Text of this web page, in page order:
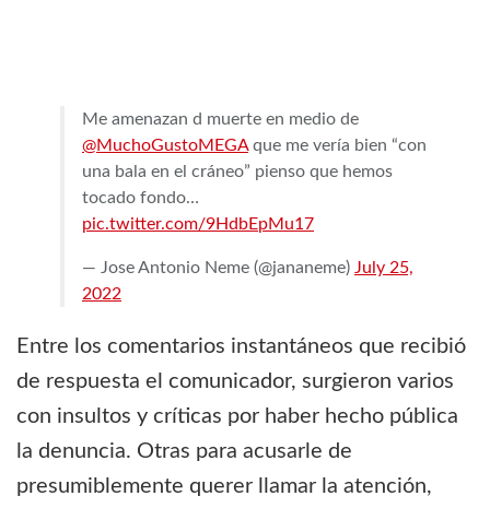
Me amenazan d muerte en medio de
@MuchoGustoMEGAque me vería bien “con
una bala en el cráneo” pienso que hemos
tocado fondo…
pic.twitter.com/9HdbEpMu17
— Jose Antonio Neme (@jananeme) July 25,
2022
Entre los comentarios instantáneos que recibió
de respuesta el comunicador, surgieron varios
con insultos y críticas por haber hecho pública
la denuncia. Otras para acusarle de
presumiblemente querer llamar la atención,